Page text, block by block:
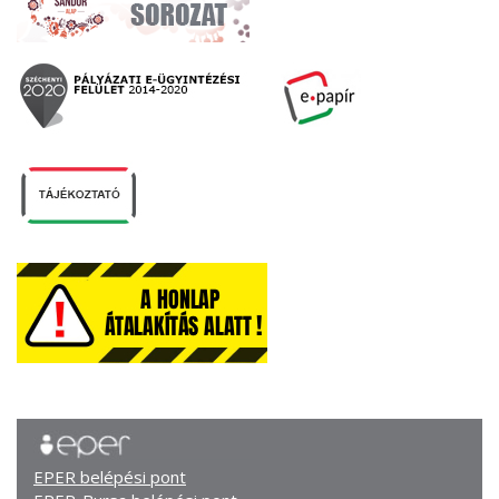
EPER belépési pont